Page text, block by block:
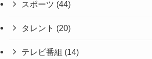
スポーツ (44)
タレント (20)
テレビ番組 (14)